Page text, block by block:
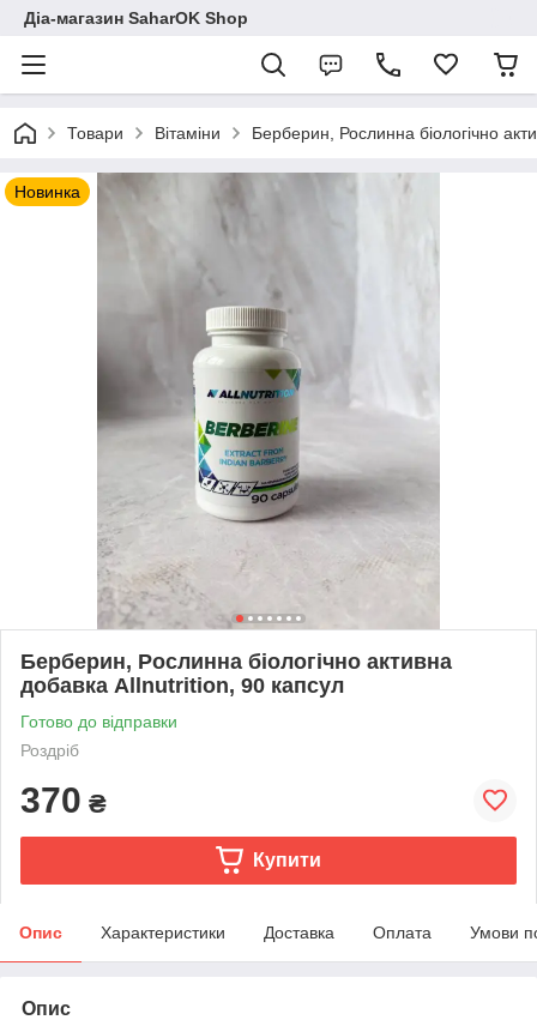
Діа-магазин SaharOK Shop
Товари Вітаміни Берберин, Рослинна біологічно
Новинка
Берберин, Рослинна біологічно активна
добавка Allnutrition, 90 капсул
Готово до відправки
Роздріб
370 ₴
Купити
Опис Характеристики Доставка Оплата Умови
Опис